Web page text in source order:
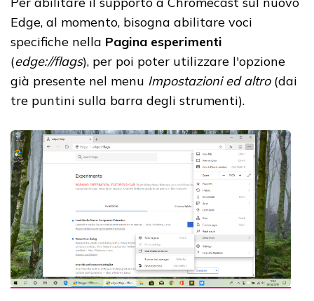
Edge, al momento, bisogna abilitare voci
specifiche nella Pagina esperimenti
(edge://flags), per poi poter utilizzare l'opzione
già presente nel menu Impostazioni ed altro(dai
tre puntini sulla barra degli strumenti).